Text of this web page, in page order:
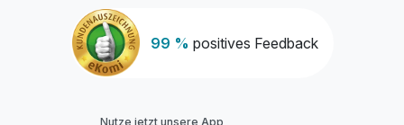
99 % positives Feedback
Nutze jetzt unsere App